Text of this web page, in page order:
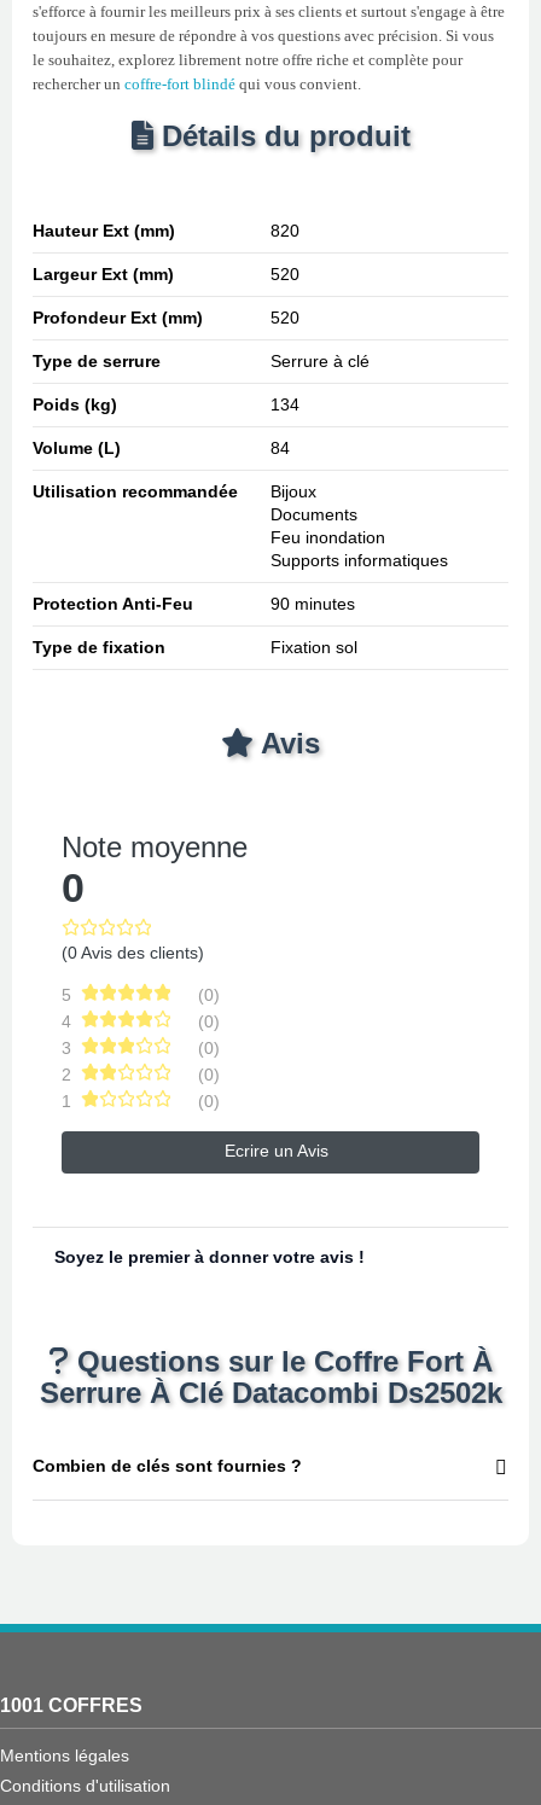
s'efforce à fournir les meilleurs prix à ses clients et surtout s'engage à être
toujours en mesure de répondre à vos questions avec précision. Si vous
le souhaitez, explorez librement notre offre riche et complète pour
rechercher un coffre-fort blindé qui vous convient.
Détails du produit
Hauteur Ext (mm) 820
Largeur Ext (mm) 520
Profondeur Ext (mm) 520
Type de serrure Serrure à clé
Poids (kg) 134
Volume (L) 84
Utilisation recommandée
Bijoux
Documents
Feu inondation
Supports informatiques
Protection Anti-Feu 90 minutes
Type de fixation Fixation sol
Avis
Note moyenne
0
(0 Avis des clients)
5
(0)
4
(0)
3
(0)
2
(0)
1
(0)
Ecrire un Avis
Soyez le premier à donner votre avis !
Questions sur le Coffre Fort À
Serrure À Clé Datacombi Ds2502k
Combien de clés sont fournies ?
1001 COFFRES
Mentions légales
Conditions d'utilisation